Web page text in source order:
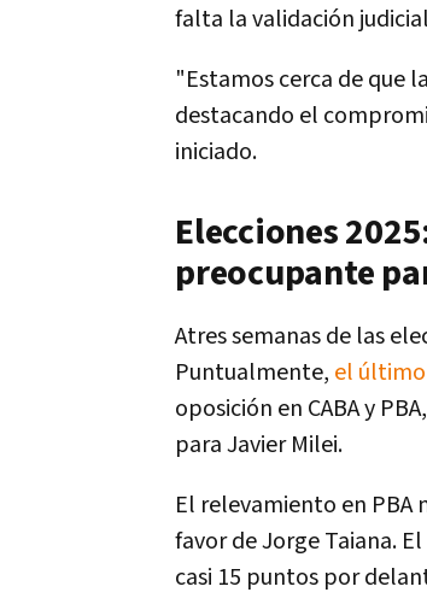
falta la validación
"Estamos cerca de que
destacando el
iniciado.
Elecciones
preocupante
Atres semanas de las
Puntualmente, el último
oposición en CABA y
para Javier Milei.
El relevamiento en PBA
favor de Jorge Taiana.
casi 15 puntos por